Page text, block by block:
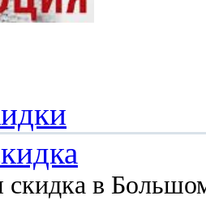
скидка в